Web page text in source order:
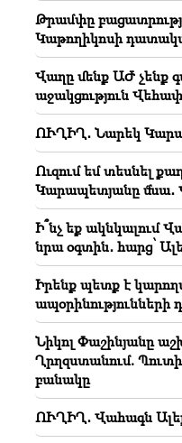
20:50
Կոչ ենք անում
բացառապես
բարձրաստիճան
հայտարարությունը
20:30
Քոչարյանի,
«ինադու». էս
անում (տեսանյութ)
Թրամփը
Կաթողիկոսի
Վաղը մենք ԱԺ չենք
աջակցություն
ՈՒՂԻՂ․ Նարեկ
Ուզում եմ տեսնել
Կարապետյանը մնա․
Ի՞նչ եք ակնկալում
նրա օգտին․ հարց՝
Իրենք պետք է
Նիկոլ Փաշինյանը
Ղրղզստանում.
բանակը
ՈՒՂԻՂ․ Վահագն